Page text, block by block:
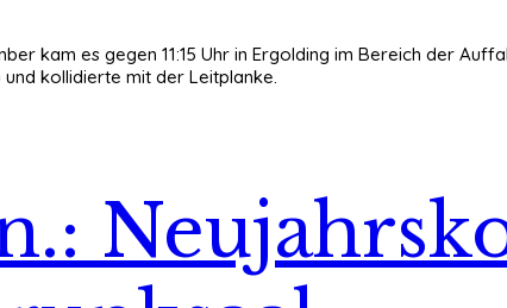
kam es gegen 11:15 Uhr in Ergolding im Bereich der
kollidierte mit der Leitplanke.